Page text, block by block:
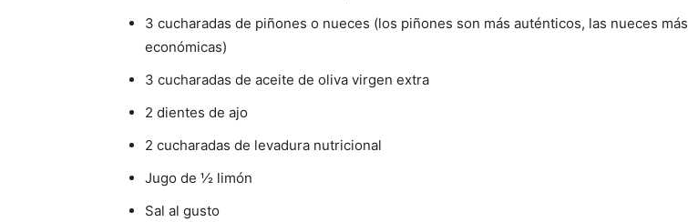
3 cucharadas de piñones o nueces (los piñones son más auténticos, las nueces más
económicas)
3 cucharadas de aceite de oliva virgen extra
2 dientes de ajo
2 cucharadas de levadura nutricional
Jugo de ½ limón
Sal al gusto